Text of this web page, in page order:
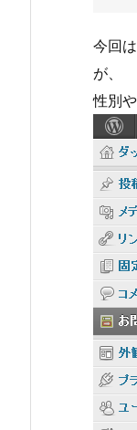
今回
が、
性別